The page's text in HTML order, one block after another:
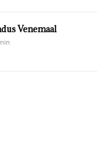
Venemaal